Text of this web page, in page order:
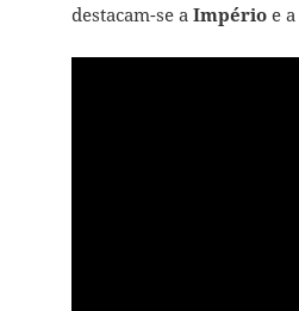
destacam-se a Impérioe a